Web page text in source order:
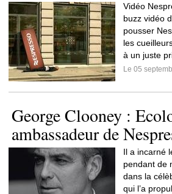
Vidéo
buzz vidéo
pousser
les
à un juste
Le 05
George Clooney :
ambassadeur de
Il a incarné
pendant de
dans la
qui l’a